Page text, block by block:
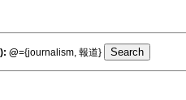
@={journalism, 報道}